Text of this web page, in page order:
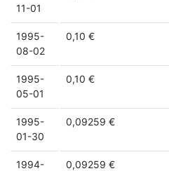
11-01
1995-
08-02
0,10 €
1995-
05-01
0,10 €
1995-
01-30
0,09259 €
1994-
0,09259 €